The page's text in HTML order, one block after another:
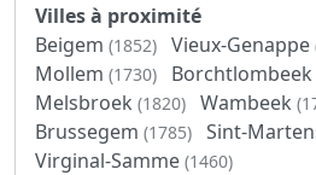
Villes à proximité
Beigem (1852) Vieux-Genappe
Mollem (1730) Borchtlombeek
Melsbroek (1820) Wambeek
Brussegem (1785) Sint-
Virginal-Samme (1460)